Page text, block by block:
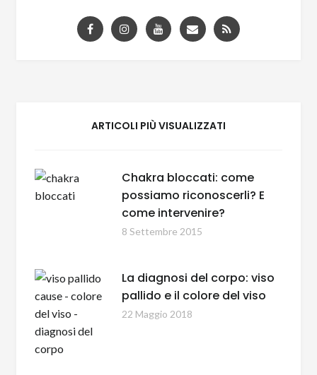
ARTICOLI PIÙ VISUALIZZATI
Chakra bloccati: come
possiamo riconoscerli? E
come intervenire?
8 Settembre 2015
La diagnosi del corpo: viso
pallido e il colore del viso
22 Maggio 2018